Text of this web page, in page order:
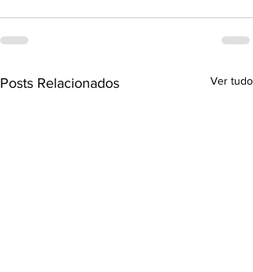
Posts Relacionados Ver tudo